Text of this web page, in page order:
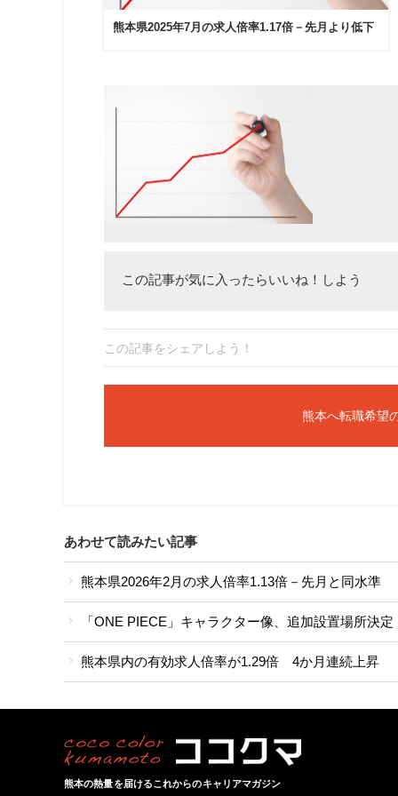
熊本県2025年7月の求人倍率1.17倍－先月より低下
この記事が気に入ったらいいね！しよう
この記事をシェアしよう！
熊本へ転職希望
あわせて読みたい記事
熊本県2026年2月の求人倍率1.13倍－先月と同水準
「ONE PIECE」キャラクター像、追加設置場所決
熊本県内の有効求人倍率が1.29倍 4か月連続上昇
熊本の熱量を届けるこれからのキャリアマガジン